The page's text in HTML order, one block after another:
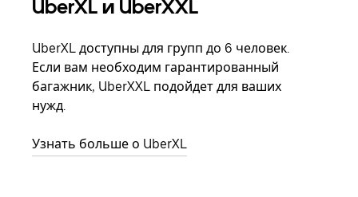
UberXL и UberXXL
UberXL доступны для групп до 6 человек.
Если вам необходим гарантированный
багажник, UberXXL подойдет для ваших
нужд.
Узнать больше о UberXL